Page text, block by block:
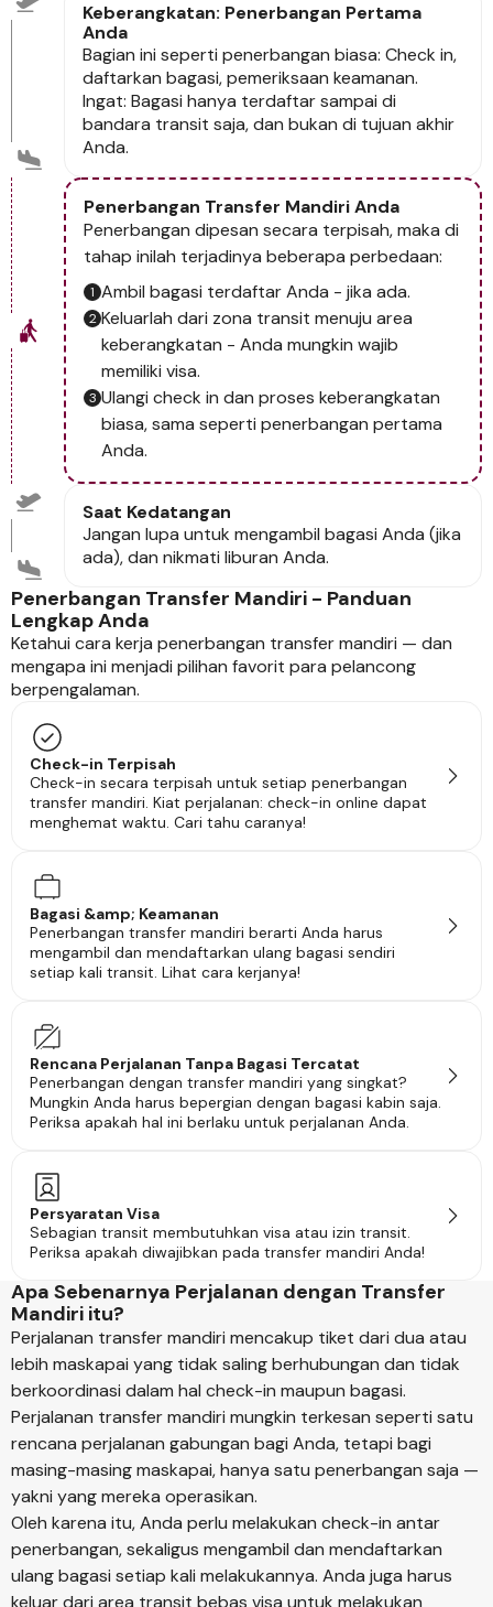
Keberangkatan: Penerbangan Pertama
Anda
Bagian ini seperti penerbangan biasa: Check in,
daftarkan bagasi, pemeriksaan keamanan.
Ingat: Bagasi hanya terdaftar sampai di
bandara transit saja, dan bukan di tujuan akhir
Anda.
Penerbangan Transfer Mandiri Anda
Penerbangan dipesan secara terpisah, maka di
tahap inilah terjadinya beberapa perbedaan:
Ambil bagasi terdaftar Anda - jika ada.
Keluarlah dari zona transit menuju area
keberangkatan - Anda mungkin wajib
memiliki visa.
Ulangi check in dan proses keberangkatan
biasa, sama seperti penerbangan pertama
Anda.
Saat Kedatangan
Jangan lupa untuk mengambil bagasi Anda (jika
ada), dan nikmati liburan Anda.
Penerbangan Transfer Mandiri - Panduan
Lengkap Anda
Ketahui cara kerja penerbangan transfer mandiri — dan
mengapa ini menjadi pilihan favorit para pelancong
berpengalaman.
Check-in Terpisah
Check-in secara terpisah untuk setiap penerbangan
transfer mandiri. Kiat perjalanan: check-in online dapat
menghemat waktu. Cari tahu caranya!
Bagasi &amp; Keamanan
Penerbangan transfer mandiri berarti Anda harus
mengambil dan mendaftarkan ulang bagasi sendiri
setiap kali transit. Lihat cara kerjanya!
Rencana Perjalanan Tanpa Bagasi Tercatat
Penerbangan dengan transfer mandiri yang singkat?
Mungkin Anda harus bepergian dengan bagasi kabin saja.
Periksa apakah hal ini berlaku untuk perjalanan Anda.
Persyaratan Visa
Sebagian transit membutuhkan visa atau izin transit.
Periksa apakah diwajibkan pada transfer mandiri Anda!
Apa Sebenarnya Perjalanan dengan Transfer
Mandiri itu?
Perjalanan transfer mandiri mencakup tiket dari dua atau
lebih maskapai yang tidak saling berhubungan dan tidak
berkoordinasi dalam hal check-in maupun bagasi.
Perjalanan transfer mandiri mungkin terkesan seperti satu
rencana perjalanan gabungan bagi Anda, tetapi bagi
masing-masing maskapai, hanya satu penerbangan saja —
yakni yang mereka operasikan.
Oleh karena itu, Anda perlu melakukan check-in antar
penerbangan, sekaligus mengambil dan mendaftarkan
ulang bagasi setiap kali melakukannya. Anda juga harus
keluar dari area transit bebas visa untuk melakukan